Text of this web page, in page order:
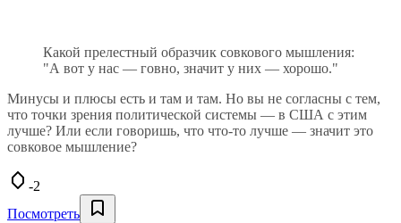
Какой прелестный образчик совкового мышления:
"А вот у нас — говно, значит у них — хорошо."
Минусы и плюсы есть и там и там. Но вы не согласны с тем,
что точки зрения политической системы — в США с этим
лучше? Или если говоришь, что что-то лучше — значит это
совковое мышление?
-2
Посмотреть